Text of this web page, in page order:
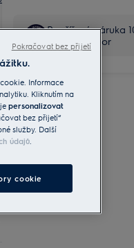
Rozšířená záruka
invertor motor
Informace
Kliknutím na
personalizovat
bez přijetí“
služby. Další
údajů.
cookie
Pokračovat bez přijetí